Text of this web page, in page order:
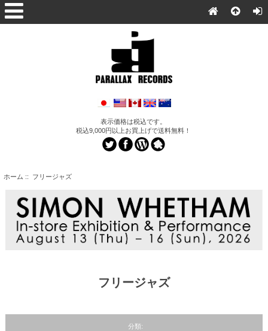
表示価格は税込です。
税込9,000円以上お買上げで送料無料！
ホーム :: フリージャズ
フリージャズ
分類: